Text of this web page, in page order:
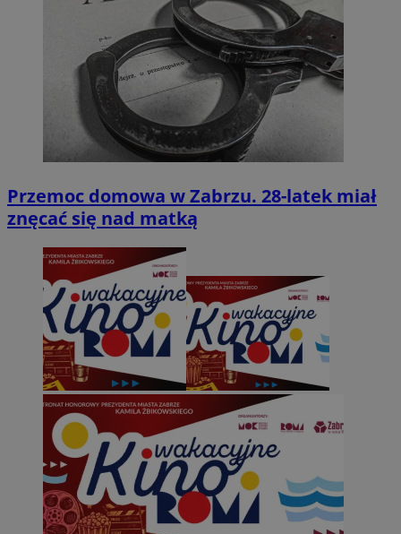
Przemoc domowa w Zabrzu. 28-latek miał
znęcać się nad matką